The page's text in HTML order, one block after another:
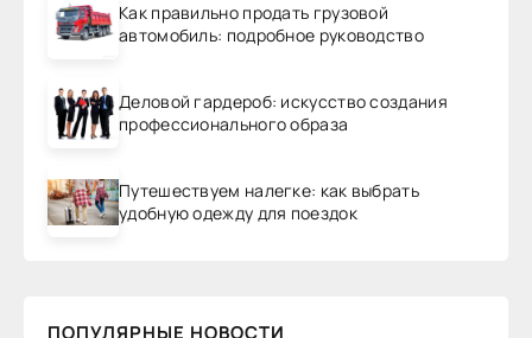
Как правильно продать грузовой
автомобиль: подробное руководство
Деловой гардероб: искусство создания
профессионального образа
Путешествуем налегке: как выбрать
удобную одежду для поездок
ПОПУЛЯРНЫЕ НОВОСТИ